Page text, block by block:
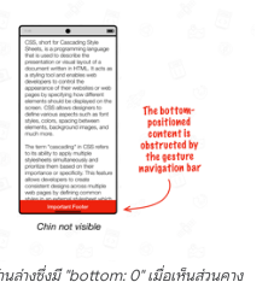
ล่างซึ่งมี "bottom: 0" เมื่อเห็นส่วนคาง